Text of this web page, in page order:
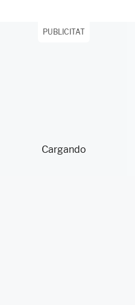
PUBLICITAT